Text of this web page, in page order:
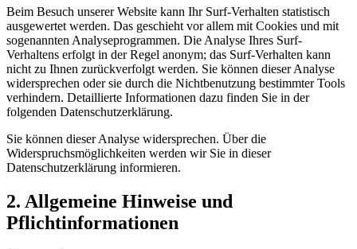
Beim Besuch unserer Website kann Ihr Surf-Verhalten statistisch
ausgewertet werden. Das geschieht vor allem mit Cookies und mit
sogenannten Analyseprogrammen. Die Analyse Ihres Surf-
Verhaltens erfolgt in der Regel anonym; das Surf-Verhalten kann
nicht zu Ihnen zurückverfolgt werden. Sie können dieser Analyse
widersprechen oder sie durch die Nichtbenutzung bestimmter Tools
verhindern. Detaillierte Informationen dazu finden Sie in der
folgenden Datenschutzerklärung.
Sie können dieser Analyse widersprechen. Über die
Widerspruchsmöglichkeiten werden wir Sie in dieser
Datenschutzerklärung informieren.
2. Allgemeine Hinweise und
Pflichtinformationen